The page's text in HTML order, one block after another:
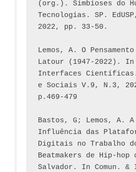
(org.). Simbioses do
Tecnologias. SP.
2022, pp. 33-50.
Lemos, A. O
Latour (1947-2022). In
Interfaces Científicas.
e Sociais V.9, N.3,
p.469-479
Bastos, G; Lemos, A. A
Influência das
Digitais no Trabalho
Beatmakers de Hip-hop
Salvador. In Comun.